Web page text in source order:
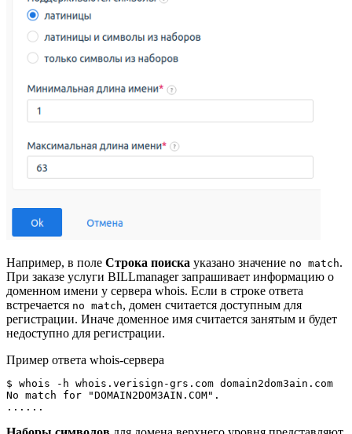
Например, в поле Строка поиска указано значение no match.
При заказе услуги BILLmanager запрашивает информацию о
доменном имени у сервера whois. Если в строке ответа
встречается no match, домен считается доступным для
регистрации. Иначе доменное имя считается занятым и будет
недоступно для регистрации.
Пример ответа whois-сервера
$ whois -h whois.verisign-grs.com domain2dom3ain.com
No match for "DOMAIN2DOM3AIN.COM".
......